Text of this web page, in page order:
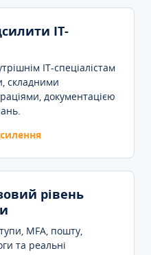
IT-
IT-спеціалістам
складними
документацією
рівень
MFA, пошту,
та реальні